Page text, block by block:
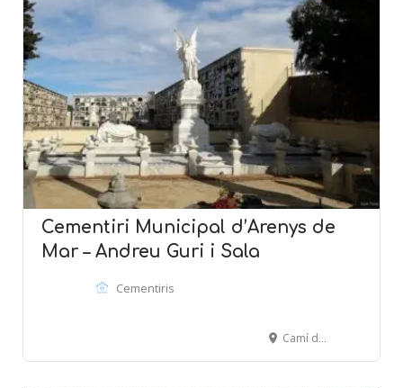
Cementiri Municipal d’Arenys de
Mar – Andreu Guri i Sala
Cementiris
Camí de la Pietat, s/n - ARENYS DE MAR